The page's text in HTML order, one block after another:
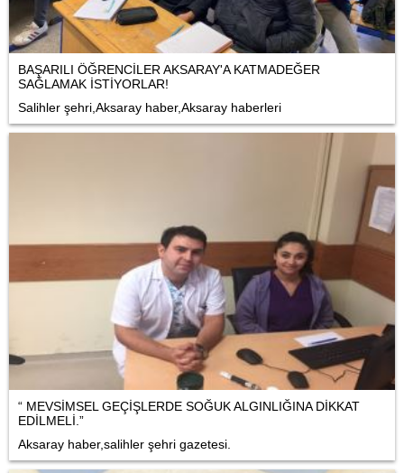
BAŞARILI ÖĞRENCİLER AKSARAY'A KATMADEĞER
SAĞLAMAK İSTİYORLAR!
Salihler şehri,Aksaray haber,Aksaray haberleri
“ MEVSİMSEL GEÇİŞLERDE SOĞUK ALGINLIĞINA DİKKAT
EDİLMELİ.”
Aksaray haber,salihler şehri gazetesi.